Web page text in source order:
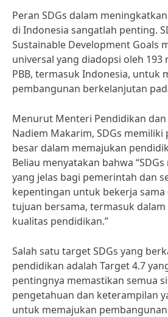
Peran SDGs dalam
di Indonesia sangatlah penting.
Sustainable Development Goals
universal yang diadopsi oleh 193
PBB, termasuk Indonesia, untuk
pembangunan berkelanjutan
Menurut Menteri Pendidikan dan
Nadiem Makarim, SDGs
besar dalam memajukan
Beliau menyatakan bahwa
yang jelas bagi pemerintah dan
kepentingan untuk bekerja sama
tujuan bersama, termasuk
kualitas pendidikan.”
Salah satu target SDGs yang
pendidikan adalah Target 4.7
pentingnya memastikan semua
pengetahuan dan keterampilan
untuk memajukan